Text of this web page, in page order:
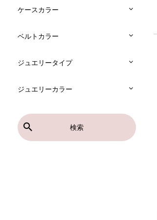
ケースカラー
ベルトカラー
ジュエリータイプ
ジュエリーカラー
検索